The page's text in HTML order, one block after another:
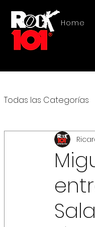
Home
Todas las Categorías